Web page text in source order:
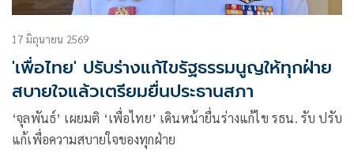
17 มิถุนายน 2569
'เพื่อไทย' ปรับร่างแก้ไขรัฐธรรมนูญให้ทุกฝ่าย
สบายใจแล้วเตรียมยื่นประธานสภา
‘จุลพันธ์’ เผยมติ ‘เพื่อไทย’ เดินหน้ายื่นร่างแก้ไข รธน. รับ ปรับ
แก้เพื่อความสบายใจของทุกฝ่าย